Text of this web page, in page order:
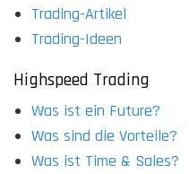
Trading-Artikel
Trading-Ideen
Highspeed Trading
Was ist ein Future?
Was sind die Vorteile?
Was ist Time & Sales?